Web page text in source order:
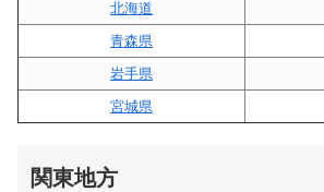
北海道
青森県
岩手県
宮城県
関東地方